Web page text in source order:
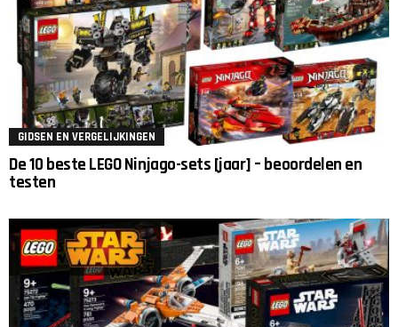
GIDSEN EN VERGELIJKINGEN
De 10 beste LEGO Ninjago-sets [jaar] – beoordelen en
testen